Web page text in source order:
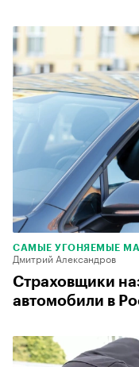
САМЫЕ УГОНЯЕМЫЕ
Дмитрий Александров
Страховщики
автомобили в